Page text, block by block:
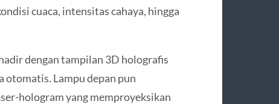
cuaca, intensitas cahaya, hingga
dengan tampilan 3D holografis
otomatis. Lampu depan pun
hologram yang memproyeksikan